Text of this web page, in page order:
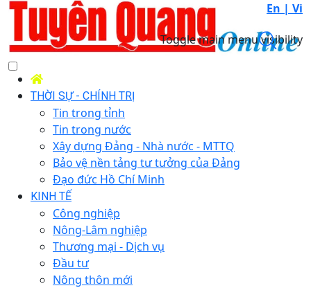
En | Vi
Toggle main menu visibility
THỜI SỰ - CHÍNH TRỊ
Tin trong tỉnh
Tin trong nước
Xây dựng Đảng - Nhà nước - MTTQ
Bảo vệ nền tảng tư tưởng của Đảng
Đạo đức Hồ Chí Minh
KINH TẾ
Công nghiệp
Nông-Lâm nghiệp
Thương mại - Dịch vụ
Đầu tư
Nông thôn mới